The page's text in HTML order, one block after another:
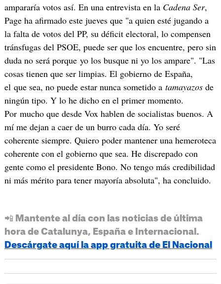
ampararía votos así. En una entrevista en la Cadena Ser,
Page ha afirmado este jueves que "a quien esté jugando a
la falta de votos del PP, su déficit electoral, lo compensen
tránsfugas del PSOE, puede ser que los encuentre, pero sin
duda no será porque yo los busque ni yo los ampare". "Las
cosas tienen que ser limpias. El gobierno de España,
el que sea, no puede estar nunca sometido a tamayazosde
ningún tipo. Y lo he dicho en el primer momento.
Por mucho que desde Vox hablen de socialistas buenos. A
mí me dejan a caer de un burro cada día. Yo seré
coherente siempre. Quiero poder mantener una hemeroteca
coherente con el gobierno que sea. He discrepado con
gente como el presidente Bono. No tengo más credibilidad
ni más mérito para tener mayoría absoluta", ha concluido.
📲 Mantente al día con las noticias de última
hora de Catalunya, España e Internacional.
Descárgate aquí la app gratuita de El Nacional